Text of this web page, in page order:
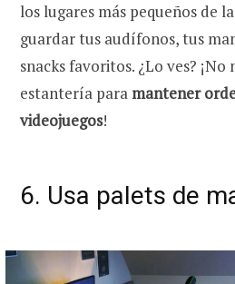
los lugares más pequeños de
guardar tus audífonos, tus
snacks favoritos. ¿Lo ves?
estantería paramantener
videojuegos!
6. Usa palets de